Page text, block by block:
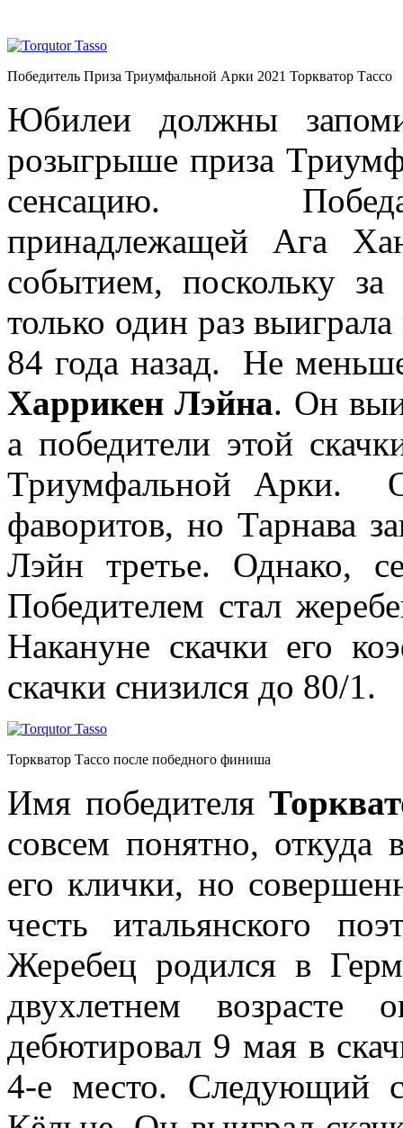
Победитель Приза Триумфальной Арки 2021 Торкватор Тассо
Юбилеи должны
розыгрыше приза
сенсацию.
принадлежащей Ага
событием, поскольку
только один раз
84 года назад. Не
Харрикен Лэйна. Он
а победители этой
Триумфальной
фаворитов, но Тарнава
Лэйн третье. Однако,
Победителем стал
Накануне скачки его
скачки снизился до 80/1.
Торкватор Тассо после победного финиша
Имя победителя
совсем понятно, откуда
его клички, но
честь итальянского
Жеребец родился в
двухлетнем
дебютировал 9 мая в
4-е место. Следующий